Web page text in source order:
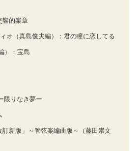
的楽章
オ（真島俊夫編）：君の瞳に恋してる
）：宝島
限りなき夢ー
新版」～管弦楽編曲版～（藤田崇文